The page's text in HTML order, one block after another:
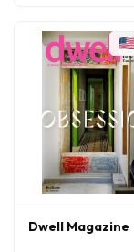
Dwell Magazine